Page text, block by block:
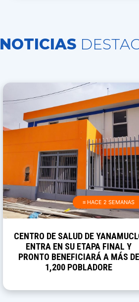
NOTICIAS
≡ HACE 2 SEMANAS
CENTRO DE SALUD DE
ENTRA EN SU ETAPA FINAL Y
PRONTO BENEFICIARÁ A MÁS DE
1,200 POBLADORE